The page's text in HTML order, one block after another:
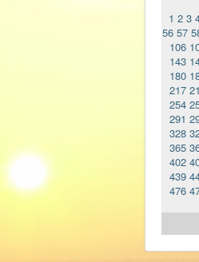
1 2 3
56 57
106
143
180
217
254
291
328
365
402
439
476